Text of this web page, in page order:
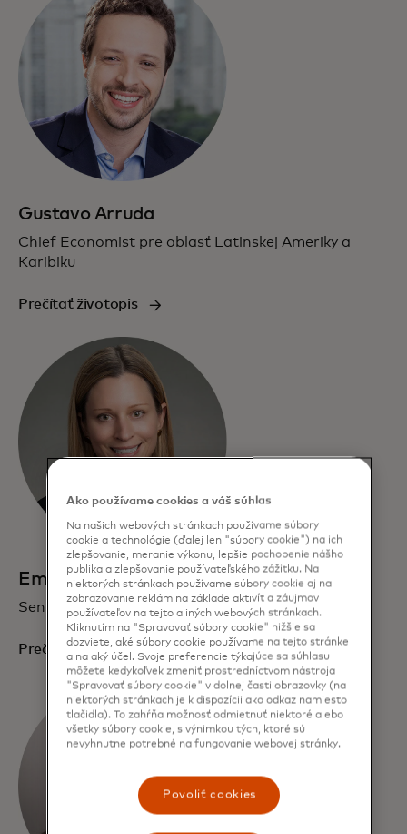
Gustavo Arruda
Chief Economist pre oblasť Latinskej Ameriky a
Karibiku
Prečítať životopis
Emily Scott
Senior viceprezidentka pre rast a prevádzku
Prečítať životopis
Ako používame cookies a váš súhlas
Na našich webových stránkach používame súbory
cookie a technológie (ďalej len "súbory cookie") na ich
zlepšovanie, meranie výkonu, lepšie pochopenie nášho
publika a zlepšovanie používateľského zážitku. Na
niektorých stránkach používame súbory cookie aj na
zobrazovanie reklám na základe aktivít a záujmov
používateľov na tejto a iných webových stránkach.
Kliknutím na "Spravovať súbory cookie" nižšie sa
dozviete, aké súbory cookie používame na tejto stránke
a na aký účel. Svoje preferencie týkajúce sa súhlasu
môžete kedykoľvek zmeniť prostredníctvom nástroja
"Spravovať súbory cookie" v dolnej časti obrazovky (na
niektorých stránkach je k dispozícii ako odkaz namiesto
tlačidla). To zahŕňa možnosť odmietnuť niektoré alebo
všetky súbory cookie, s výnimkou tých, ktoré sú
nevyhnutne potrebné na fungovanie webovej stránky.
Povoliť cookies